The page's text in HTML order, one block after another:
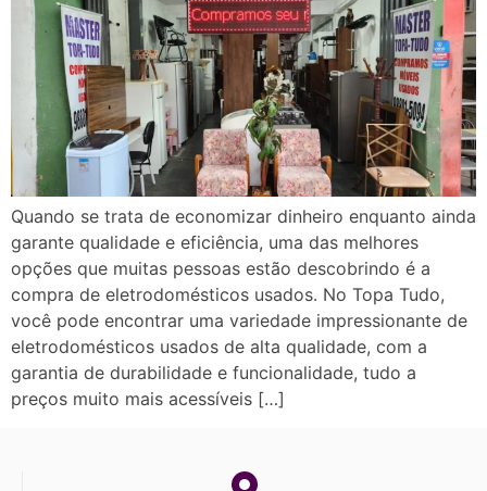
Quando se trata de economizar dinheiro enquanto ainda
garante qualidade e eficiência, uma das melhores
opções que muitas pessoas estão descobrindo é a
compra de eletrodomésticos usados. No Topa Tudo,
você pode encontrar uma variedade impressionante de
eletrodomésticos usados de alta qualidade, com a
garantia de durabilidade e funcionalidade, tudo a
preços muito mais acessíveis […]